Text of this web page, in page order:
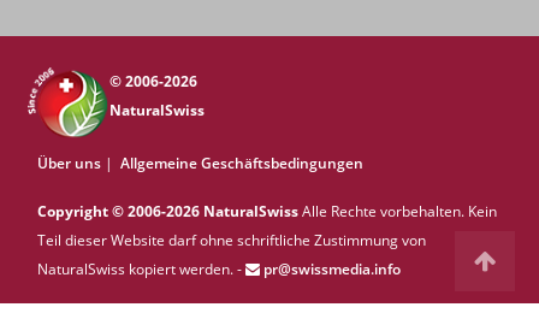
© 2006-2026
NaturalSwiss
Über uns | Allgemeine Geschäftsbedingungen
Copyright © 2006-2026 NaturalSwissAlle Rechte vorbehalten. Kein
Teil dieser Website darf ohne schriftliche Zustimmung von
NaturalSwiss kopiert werden. -
pr@swissmedia.info